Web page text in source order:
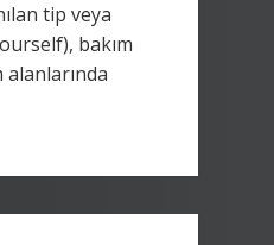
tip veya
bakım